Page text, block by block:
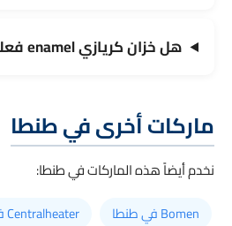
هل خزان كريازي enamel فعلاً يمنع الترسبات؟
ماركات أخرى في طنطا
نخدم أيضاً هذه الماركات في طنطا:
Bomen في طنطا
Centralheater في طنطا